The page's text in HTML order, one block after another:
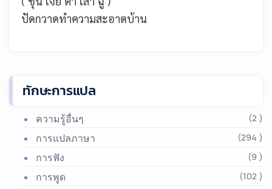
ปัดกวาดทำความสะอาดบ้าน
ทักษะการแปล
ความรู้อื่นๆ (2 )
การแปลภาษา (294 )
การฟัง (9 )
การพูด (102 )